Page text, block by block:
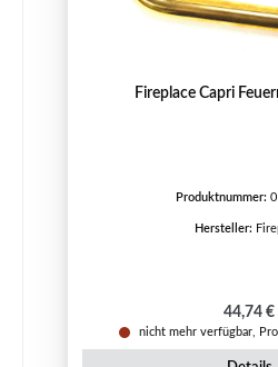
Fireplace Capri
Produktnummer:
Hersteller:
44,74 €
nicht mehr verfügbar,